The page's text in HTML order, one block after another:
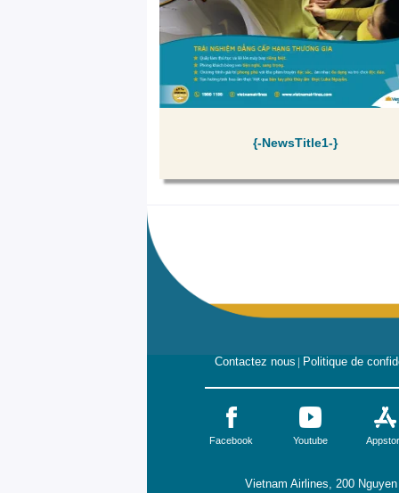
{-NewsTitle1-}
Contactez nous | Politique de
Facebook Youtube
Vietnam Airlines, 200